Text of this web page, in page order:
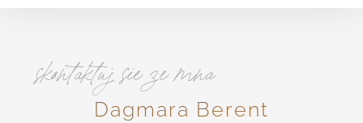
skontaktuj sie ze mna
Dagmara Berent